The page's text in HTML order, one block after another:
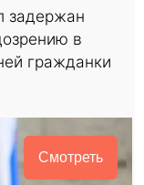
задержан
в
гражданки
Смотреть